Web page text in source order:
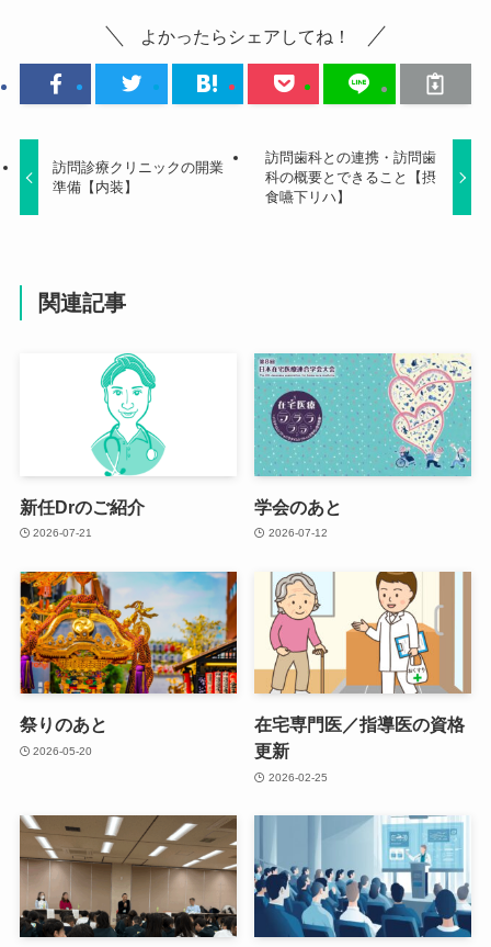
よかったらシェアしてね！
訪問診療クリニックの開業
準備【内装】
訪問歯科との連携・訪問歯
科の概要とできること【摂
食嚥下リハ】
関連記事
新任Drのご紹介
2026-07-21
学会のあと
2026-07-12
祭りのあと
2026-05-20
在宅専門医／指導医の資格
更新
2026-02-25